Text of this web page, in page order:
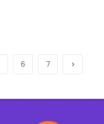
6 7